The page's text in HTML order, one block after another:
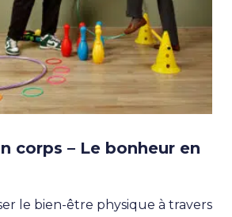
corps – Le bonheur en
le bien-être physique à travers